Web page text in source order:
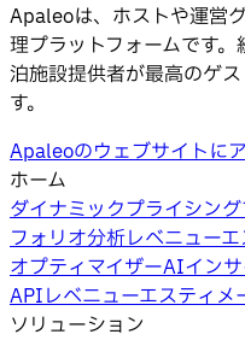
Apaleoは、ホストや運営
理プラットフォームです
泊施設提供者が最高のゲ
す。
Apaleoのウェブサイトに
ホーム
ダイナミックプライシング
フォリオ分析レベニュー
オプティマイザーAIイン
APIレベニューエスティ
ソリューション